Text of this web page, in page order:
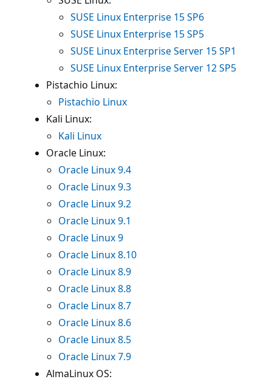
SUSE Linux Enterprise 15 SP6
SUSE Linux Enterprise 15 SP5
SUSE Linux Enterprise Server 15 SP1
SUSE Linux Enterprise Server 12 SP5
Pistachio Linux:
Pistachio Linux
Kali Linux:
Kali Linux
Oracle Linux:
Oracle Linux 9.4
Oracle Linux 9.3
Oracle Linux 9.2
Oracle Linux 9.1
Oracle Linux 9
Oracle Linux 8.10
Oracle Linux 8.9
Oracle Linux 8.8
Oracle Linux 8.7
Oracle Linux 8.6
Oracle Linux 8.5
Oracle Linux 7.9
AlmaLinux OS: